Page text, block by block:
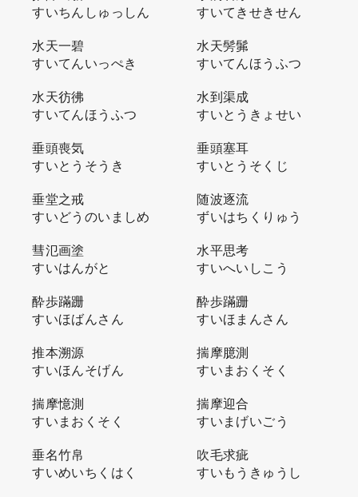
すいちんしゅっしん
すいてきせきせん
水天一碧
すいてんいっぺき
水天髣髴
すいてんほうふつ
水天彷彿
すいてんほうふつ
水到渠成
すいとうきょせい
垂頭喪気
すいとうそうき
垂頭塞耳
すいとうそくじ
垂堂之戒
すいどうのいましめ
随波逐流
ずいはちくりゅう
彗氾画塗
すいはんがと
水平思考
すいへいしこう
酔歩蹣跚
すいほばんさん
酔歩蹣跚
すいほまんさん
推本溯源
すいほんそげん
揣摩臆測
すいまおくそく
揣摩憶測
すいまおくそく
揣摩迎合
すいまげいごう
垂名竹帛
すいめいちくはく
吹毛求疵
すいもうきゅうし